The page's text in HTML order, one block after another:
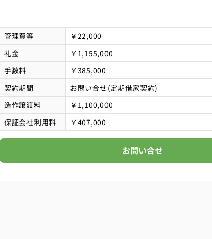
管理費等
￥22,000
礼金
￥1,155,000
手数料
￥385,000
契約期間
お問い合せ(定期借家契約)
造作譲渡料
￥1,100,000
保証会社利用料 ￥407,000
お問い合せ